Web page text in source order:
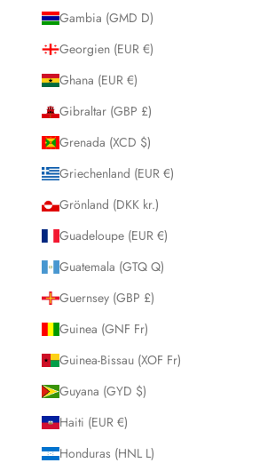
Gambia (GMD D)
Georgien (EUR €)
Ghana (EUR €)
Gibraltar (GBP £)
Grenada (XCD $)
Griechenland (EUR €)
Grönland (DKK kr.)
Guadeloupe (EUR €)
Guatemala (GTQ Q)
Guernsey (GBP £)
Guinea (GNF Fr)
Guinea-Bissau (XOF Fr)
Guyana (GYD $)
Haiti (EUR €)
Honduras (HNL L)